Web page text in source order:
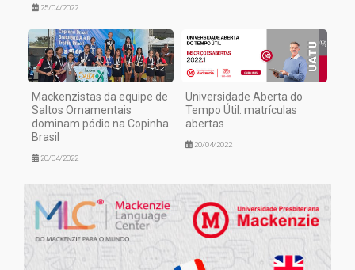
25/04/2022
Mackenzistas da equipe de
Saltos Ornamentais
dominam pódio na Copinha
Brasil
20/04/2022
Universidade Aberta do
Tempo Útil: matrículas
abertas
20/04/2022